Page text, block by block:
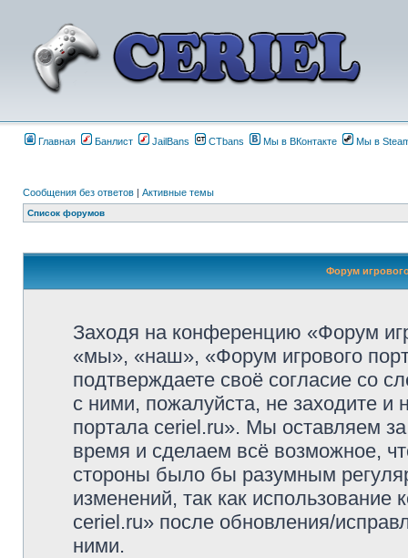
Главная Банлист JailBans CTbans Мы в ВКонтакте Мы в
Сообщения без ответов | Активные темы
Список форумов
Форум
Заходя на конференцию «Форум
«мы», «наш», «Форум игрового
подтверждаете своё согласие со
с ними, пожалуйста, не заходите и
портала ceriel.ru». Мы оставляем
время и сделаем всё возможное,
стороны было бы разумным
изменений, так как
ceriel.ru» после обновления/
ними.